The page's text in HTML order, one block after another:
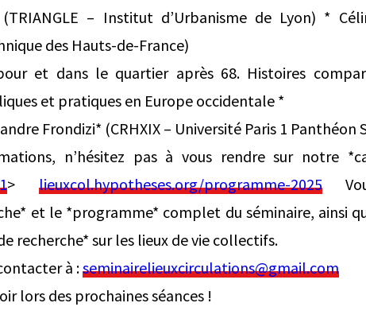
– Institut d’Urbanisme de Lyon) *
des Hauts-de-France)
et dans le quartier après 68. Histoires
et pratiques en Europe occidentale *
Frondizi* (CRHXIX – Université Paris 1 Panthéon
n’hésitez pas à vous rendre sur notre
> lieuxcol.hypotheses.org/programme-2025
et le *programme* complet du séminaire, ainsi
recherche* sur les lieux de vie collectifs.
à :seminairelieuxcirculations@gmail.com
lors des prochaines séances !